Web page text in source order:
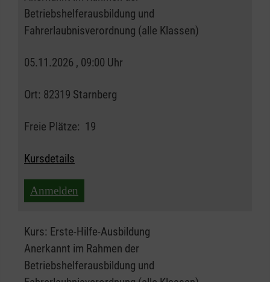
Betriebshelferausbildung und
Fahrerlaubnisverordnung (alle Klassen)
05.11.2026 , 09:00 Uhr
Ort: 82319 Starnberg
Freie Plätze: 19
Kursdetails
Anmelden
Kurs: Erste-Hilfe-Ausbildung
Anerkannt im Rahmen der
Betriebshelferausbildung und